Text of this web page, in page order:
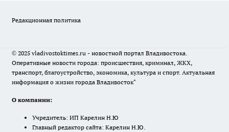
Редакционная политика
© 2025 vladivostoktimes.ru - новостной портал Владивостока.
Оперативные новости города: происшествия, криминал, ЖКХ,
транспорт, благоустройство, экономика, культура и спорт. Актуальная
информация о жизни города Владивосток"
О компании:
Учредитель: ИП Карелин Н.Ю
Главный редактор сайта: Карелин Н.Ю.